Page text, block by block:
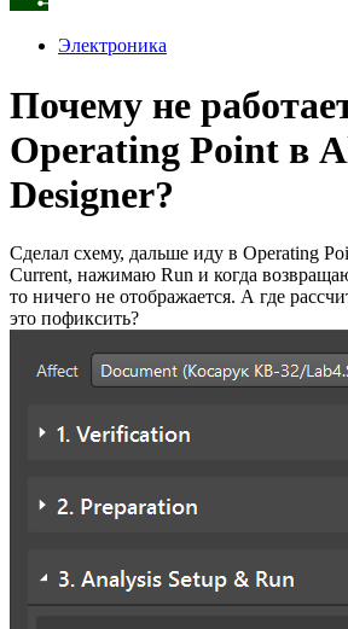
Электроника
Почему не
Operating Point в
Designer?
Сделал схему, дальше иду в Operating
Current, нажимаю Run и когда
то ничего не отображается. А где
это пофиксить?